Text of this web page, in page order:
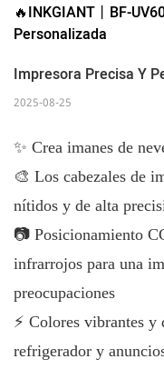
🔥INKGIANT丨BF-
Personalizada
Impresora Precisa Y
2025-08-25
✨ Crea imanes de
🎨 Los cabezales de
nítidos y de alta
📷 Posicionamiento
infrarrojos para una
preocupaciones
⚡ Colores vibrantes y
refrigerador y